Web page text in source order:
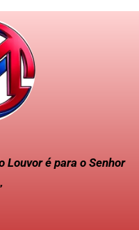
Louvor é para o Senhor